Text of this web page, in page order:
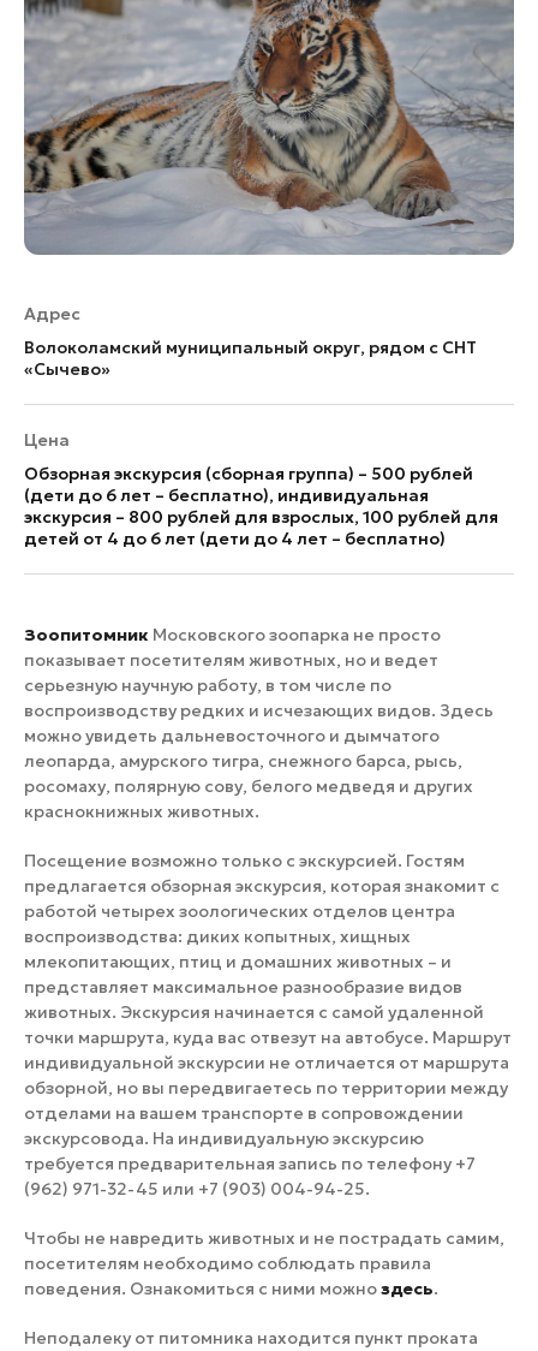
Адрес
Волоколамский муниципальный округ, рядом с СНТ
«Сычево»
Цена
Обзорная экскурсия (сборная группа) – 500 рублей
(дети до 6 лет – бесплатно), индивидуальная
экскурсия – 800 рублей для взрослых, 100 рублей для
детей от 4 до 6 лет (дети до 4 лет – бесплатно)
Зоопитомник Московского зоопарка не просто
показывает посетителям животных, но и ведет
серьезную научную работу, в том числе по
воспроизводству редких и исчезающих видов. Здесь
можно увидеть дальневосточного и дымчатого
леопарда, амурского тигра, снежного барса, рысь,
росомаху, полярную сову, белого медведя и других
краснокнижных животных.
Посещение возможно только с экскурсией. Гостям
предлагается обзорная экскурсия, которая знакомит с
работой четырех зоологических отделов центра
воспроизводства: диких копытных, хищных
млекопитающих, птиц и домашних животных – и
представляет максимальное разнообразие видов
животных. Экскурсия начинается с самой удаленной
точки маршрута, куда вас отвезут на автобусе. Маршрут
индивидуальной экскурсии не отличается от маршрута
обзорной, но вы передвигаетесь по территории между
отделами на вашем транспорте в сопровождении
экскурсовода. На индивидуальную экскурсию
требуется предварительная запись по телефону +7
(962) 971-32-45 или +7 (903) 004-94-25.
Чтобы не навредить животных и не пострадать самим,
посетителям необходимо соблюдать правила
поведения. Ознакомиться с ними можноздесь.
Неподалеку от питомника находится пункт проката